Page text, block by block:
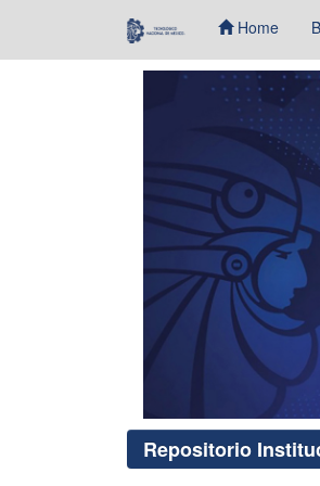
Home
Repositorio